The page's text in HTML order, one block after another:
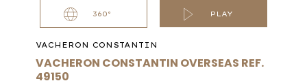
360° PLAY
VACHERON CONSTANTIN
VACHERON CONSTANTIN OVERSEAS REF.
49150